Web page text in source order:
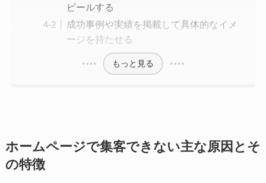
ピールする
成功事例や実績を掲載して具体的なイメ
ージを持たせる
もっと見る
ホームページで集客できない主な原因とそ
の特徴